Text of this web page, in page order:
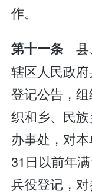
作。
第十一条 县
辖区人民政
登记公告，
织和乡、民
办事处，对
31日以前年
兵役登记，